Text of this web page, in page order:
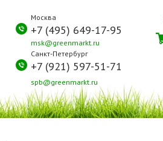
Москва
+7 (495) 649-17-95
msk@greenmarkt.ru
Санкт-Петербург
+7 (921) 597-51-71
spb@greenmarkt.ru